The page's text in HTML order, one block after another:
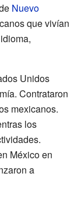
Nuevo
que vivían
Unidos
Contrataron
mexicanos.
los
México en
a